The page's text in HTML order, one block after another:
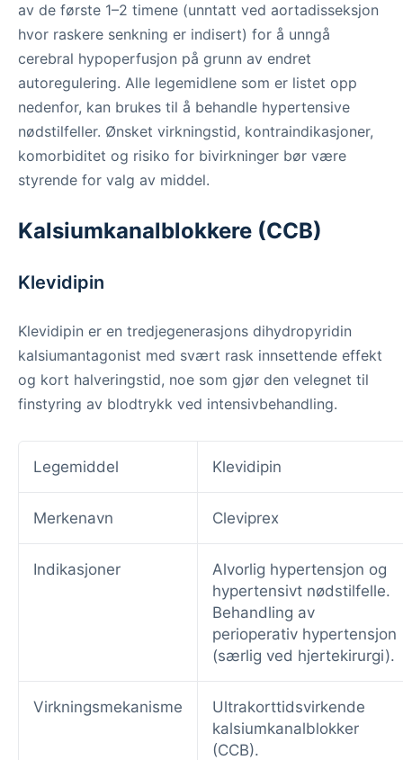
av de første 1–2 timene (unntatt ved aortadisseksjon
hvor raskere senkning er indisert) for å unngå
cerebral hypoperfusjon på grunn av endret
autoregulering. Alle legemidlene som er listet opp
nedenfor, kan brukes til å behandle hypertensive
nødstilfeller. Ønsket virkningstid, kontraindikasjoner,
komorbiditet og risiko for bivirkninger bør være
styrende for valg av middel.
Kalsiumkanalblokkere (CCB)
Klevidipin
Klevidipin er en tredjegenerasjons dihydropyridin
kalsiumantagonist med svært rask innsettende effekt
og kort halveringstid, noe som gjør den velegnet til
finstyring av blodtrykk ved intensivbehandling.
Legemiddel Klevidipin
Merkenavn Cleviprex
Indikasjoner
Alvorlig hypertensjon og
hypertensivt nødstilfelle.
Behandling av
perioperativ hypertensjon
(særlig ved hjertekirurgi).
Virkningsmekanisme
Ultrakorttidsvirkende
kalsiumkanalblokker
(CCB).